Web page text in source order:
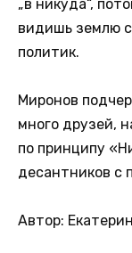
„в никуда“,
видишь землю
политик.
Миронов
много друзей,
по принципу
десантников с
Автор: